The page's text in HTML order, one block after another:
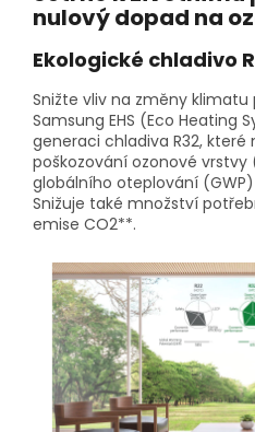
nulový dopad na
Ekologické chladivo
Snižte vliv na změny
Samsung EHS (Eco Heating
generaci chladiva R32,
poškozování ozonové vrstvy
globálního oteplování
Snižuje také množství
emise CO2**.